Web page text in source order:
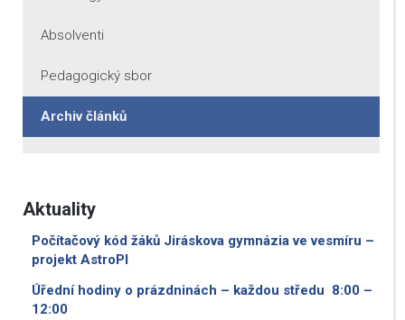
Absolventi
Pedagogický sbor
Archiv článků
Aktuality
Počítačový kód žáků Jiráskova gymnázia ve vesmíru –
projekt AstroPI
Úřední hodiny o prázdninách – každou středu 8:00 –
12:00